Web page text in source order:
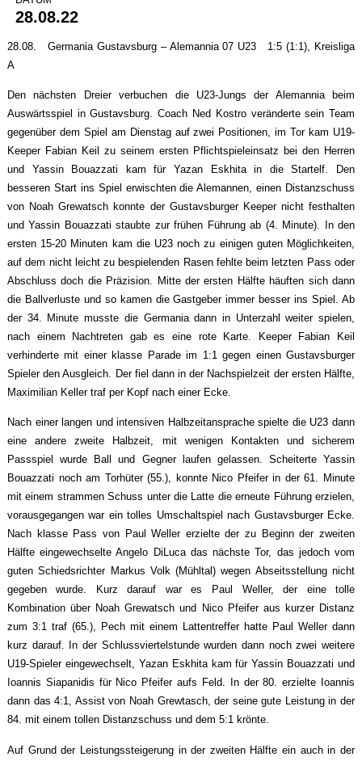
28.08.22
28.08. Germania Gustavsburg – Alemannia 07 U23 1:5 (1:1), Kreisliga
A
Den nächsten Dreier verbuchen die U23-Jungs der Alemannia beim
Auswärtsspiel in Gustavsburg. Coach Ned Kostro veränderte sein Team
gegenüber dem Spiel am Dienstag auf zwei Positionen, im Tor kam U19-
Keeper Fabian Keil zu seinem ersten Pflichtspieleinsatz bei den Herren
und Yassin Bouazzati kam für Yazan Eskhita in die Startelf. Den
besseren Start ins Spiel erwischten die Alemannen, einen Distanzschuss
von Noah Grewatsch konnte der Gustavsburger Keeper nicht festhalten
und Yassin Bouazzati staubte zur frühen Führung ab (4. Minute). In den
ersten 15-20 Minuten kam die U23 noch zu einigen guten Möglichkeiten,
auf dem nicht leicht zu bespielenden Rasen fehlte beim letzten Pass oder
Abschluss doch die Präzision. Mitte der ersten Hälfte häuften sich dann
die Ballverluste und so kamen die Gastgeber immer besser ins Spiel. Ab
der 34. Minute musste die Germania dann in Unterzahl weiter spielen,
nach einem Nachtreten gab es eine rote Karte. Keeper Fabian Keil
verhinderte mit einer klasse Parade im 1:1 gegen einen Gustavsburger
Spieler den Ausgleich. Der fiel dann in der Nachspielzeit der ersten Hälfte,
Maximilian Keller traf per Kopf nach einer Ecke.
Nach einer langen und intensiven Halbzeitansprache spielte die U23 dann
eine andere zweite Halbzeit, mit wenigen Kontakten und sicherem
Passspiel wurde Ball und Gegner laufen gelassen. Scheiterte Yassin
Bouazzati noch am Torhüter (55.), konnte Nico Pfeifer in der 61. Minute
mit einem strammen Schuss unter die Latte die erneute Führung erzielen,
vorausgegangen war ein tolles Umschaltspiel nach Gustavsburger Ecke.
Nach klasse Pass von Paul Weller erzielte der zu Beginn der zweiten
Hälfte eingewechselte Angelo DiLuca das nächste Tor, das jedoch vom
guten Schiedsrichter Markus Volk (Mühltal) wegen Abseitsstellung nicht
gegeben wurde. Kurz darauf war es Paul Weller, der eine tolle
Kombination über Noah Grewatsch und Nico Pfeifer aus kurzer Distanz
zum 3:1 traf (65.), Pech mit einem Lattentreffer hatte Paul Weller dann
kurz darauf. In der Schlussviertelstunde wurden dann noch zwei weitere
U19-Spieler eingewechselt, Yazan Eskhita kam für Yassin Bouazzati und
Ioannis Siapanidis für Nico Pfeifer aufs Feld. In der 80. erzielte Ioannis
dann das 4:1, Assist von Noah Grewtasch, der seine gute Leistung in der
84. mit einem tollen Distanzschuss und dem 5:1 krönte.
Auf Grund der Leistungssteigerung in der zweiten Hälfte ein auch in der